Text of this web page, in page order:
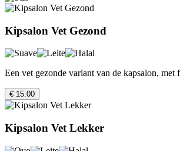
Kipsalon Vet Gezond
Een vet gezonde variant van de kapsalon,
€ 15.00
Kipsalon Vet Lekker